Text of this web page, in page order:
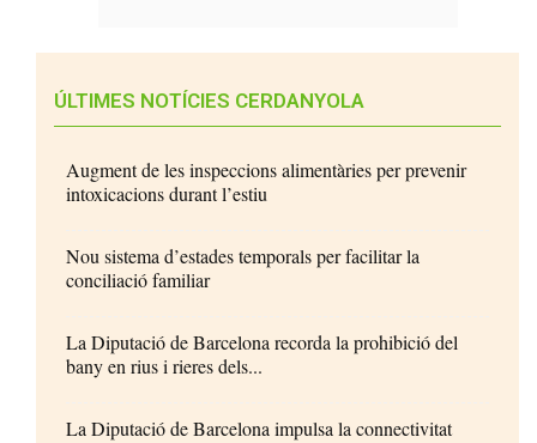
ÚLTIMES NOTÍCIES CERDANYOLA
Augment de les inspeccions alimentàries per prevenir
intoxicacions durant l’estiu
Nou sistema d’estades temporals per facilitar la
conciliació familiar
La Diputació de Barcelona recorda la prohibició del
bany en rius i rieres dels...
La Diputació de Barcelona impulsa la connectivitat